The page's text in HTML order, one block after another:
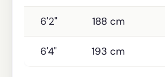
6'2" 188 cm
6'4" 193 cm